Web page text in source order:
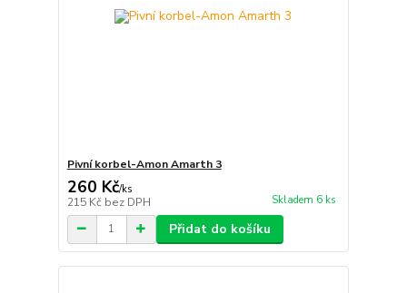
Pivní korbel-Amon Amarth 3
260 Kč/ks
215 Kč bez DPH Skladem 6 ks
Přidat do košíku